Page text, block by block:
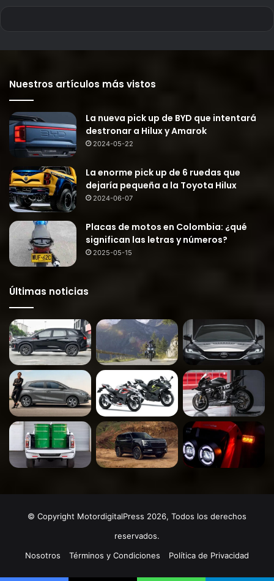
Nuestros artículos más vistos
La nueva pick up de BYD que intentará
destronar a Hilux y Amarok
2024-05-22
La enorme pick up de 6 ruedas que
dejaría pequeña a la Toyota Hilux
2024-06-07
Placas de motos en Colombia: ¿qué
significan las letras y números?
2025-05-15
Últimas noticias
© Copyright MotordigitalPress 2026, Todos los derechos
reservados.
Nosotros
Términos y Condiciones Política de Privacidad